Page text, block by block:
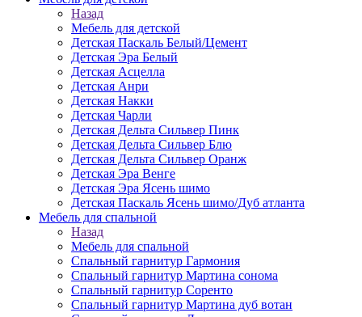
Назад
Мебель для детской
Детская Паскаль Белый/Цемент
Детская Эра Белый
Детская Асцелла
Детская Анри
Детская Накки
Детская Чарли
Детская Дельта Сильвер Пинк
Детская Дельта Сильвер Блю
Детская Дельта Сильвер Оранж
Детская Эра Венге
Детская Эра Ясень шимо
Детская Паскаль Ясень шимо/Дуб атланта
Мебель для спальной
Назад
Мебель для спальной
Спальный гарнитур Гармония
Спальный гарнитур Мартина сонома
Спальный гарнитур Соренто
Спальный гарнитур Мартина дуб вотан